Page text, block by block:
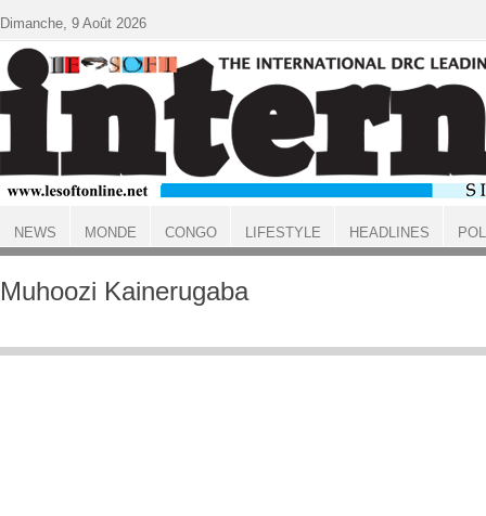
ACCUEIL
Muhoozi Kainerugaba
Dimanche, 9 Août 2026
NEWS MONDE CONGO LIFESTYLE HEADLINES